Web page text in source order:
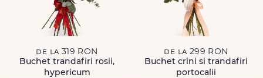
de la 319 RON
Buchet trandafiri rosii,
hypericum
de la 299 RON
Buchet crini si trandafiri
portocalii